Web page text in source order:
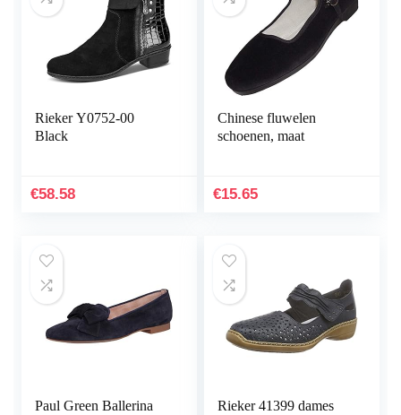
Rieker Y0752-00
Black
€58.58
Chinese fluwelen
schoenen, maat
€15.65
Paul Green Ballerina
Rieker 41399 dames